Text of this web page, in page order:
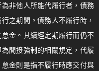
非他人所能代履行者，債務
之期間。債務人不履行時，
金。其續經定期履行而仍不
間接強制的相關規定，代履
金則是指不履行時應交付與